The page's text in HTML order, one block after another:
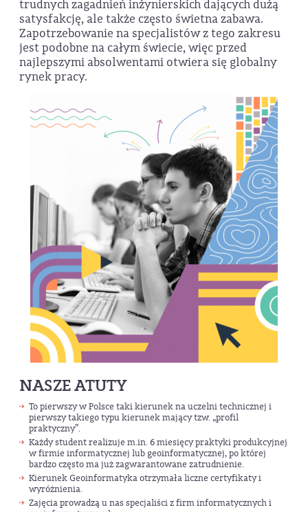
trudnych zagadnień inżynierskich dających dużą
satysfakcję, ale także często świetna zabawa.
Zapotrzebowanie na specjalistów z tego zakresu
jest podobne na całym świecie, więc przed
najlepszymi absolwentami otwiera się globalny
rynek pracy.
NASZE ATUTY
To pierwszy w Polsce taki kierunek na uczelni technicznej i
pierwszy takiego typu kierunek mający tzw. „profil
praktyczny”.
Każdy student realizuje m.in. 6 miesięcy praktyki produkcyjnej
w firmie informatycznej lub geoinformatycznej, po której
bardzo często ma już zagwarantowane zatrudnienie.
Kierunek Geoinformatyka otrzymała liczne certyfikaty i
wyróżnienia.
Zajęcia prowadzą u nas specjaliści z firm informatycznych i